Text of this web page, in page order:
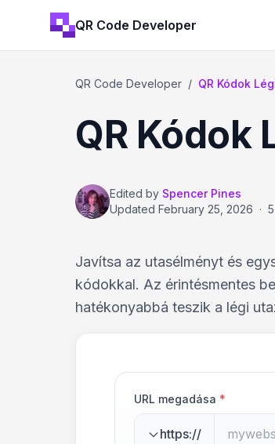
QR Code Developer
QR Code Developer / QR Kódok
QR Kódok
Edited by Spencer Pines
Updated February 25, 2026 ·
Javítsa az utasélményt és
kódokkal. Az érintésmentes
hatékonyabbá teszik a légi
URL megadása *
https://